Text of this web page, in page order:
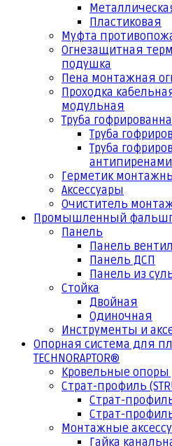
Пластиковая
Муфта
Огнезащитная
подушка
Пена монтажная
Проходка
модульная
Труба
Труба
Труба
антипиренами
Герметик
Аксессуары
Очиститель
Промышленный фальшпол
Панель
Панель
Панель ДСП
Панель из
Стойка
Двойная
Одиночная
Инструменты и
Опорная система для
TECHNORAPTOR®
Кровельные опоры
Страт-профиль
Страт-
Страт-
Монтажные
Гайка